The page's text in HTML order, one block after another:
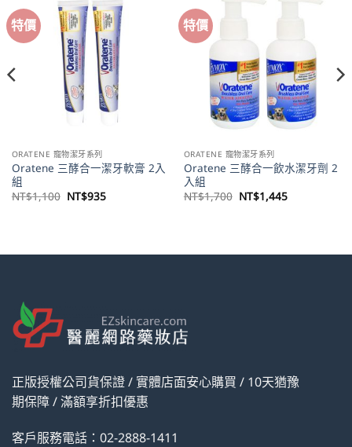
特價
ORATENE 寵物潔牙系列
Oratene 三酵合一潔牙軟膏 2入
組
NT$1,100 原
始
NT$935目
前
特價
ORATENE 寵物潔牙系列
Oratene 三酵合一飲水潔牙劑 2
入組
NT$1,700 原
始
NT$1,445目
前
正版授權公司貨保證 / 實體店面安心購買 / 10天猶豫
期保障 / 滿額享折扣優惠
客戶服務電話：02-2888-1411